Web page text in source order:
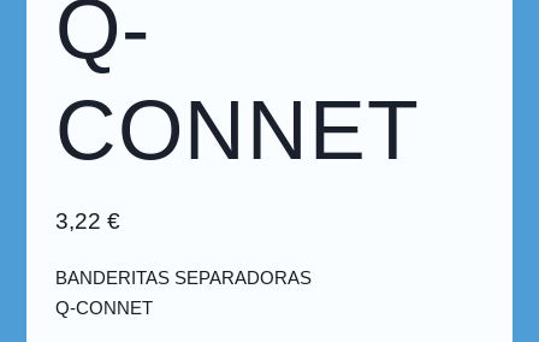
Q-
CONNET
3,22 €
BANDERITAS SEPARADORAS
Q-CONNET